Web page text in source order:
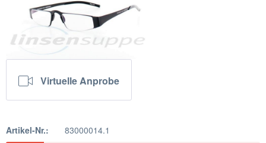
Virtuelle Anprobe
Artikel-Nr.: 83000014.1